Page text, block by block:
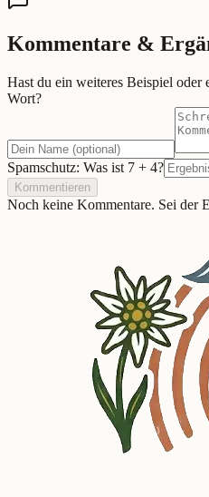
Kommentare &
Hast du ein weiteres Beispiel oder
Wort?
Spamschutz: Was ist 7 + 4?
Kommentieren
Noch keine Kommentare. Sei der